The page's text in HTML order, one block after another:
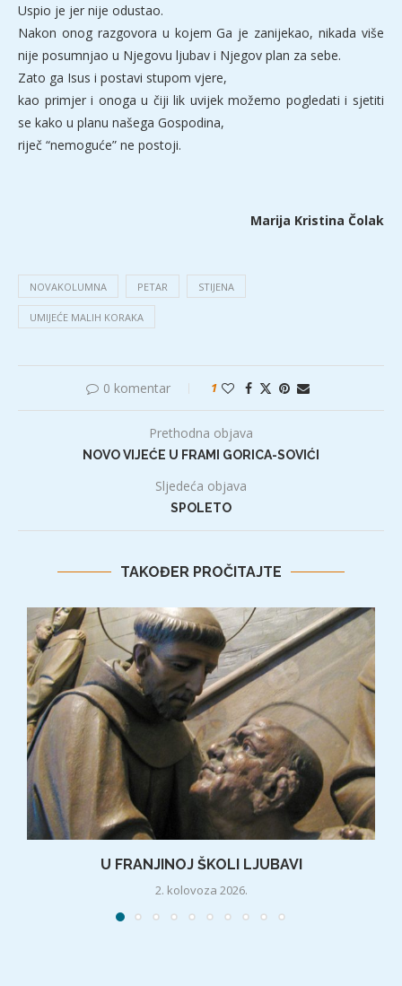
Uspio je jer nije odustao.
Nakon onog razgovora u kojem Ga je zanijekao, nikada više
nije posumnjao u Njegovu ljubav i Njegov plan za sebe.
Zato ga Isus i postavi stupom vjere,
kao primjer i onoga u čiji lik uvijek možemo pogledati i sjetiti
se kako u planu našega Gospodina,
riječ “nemoguće” ne postoji.
Marija Kristina Čolak
NOVAKOLUMNA PETAR STIJENA
UMIJEĆE MALIH KORAKA
0 komentar 1
Prethodna objava
NOVO VIJEĆE U FRAMI GORICA-SOVIĆI
Sljedeća objava
SPOLETO
TAKOĐER PROČITAJTE
U FRANJINOJ ŠKOLI LJUBAVI
2. kolovoza 2026.